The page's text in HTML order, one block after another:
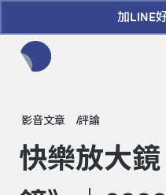
加LINE
影音文章 評論
快樂放大